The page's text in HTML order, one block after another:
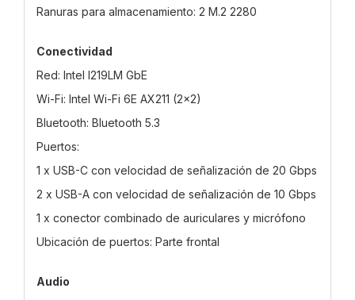
Ranuras para almacenamiento: 2 M.2 2280
Conectividad
Red: Intel I219LM GbE
Wi-Fi: Intel Wi-Fi 6E AX211 (2x2)
Bluetooth: Bluetooth 5.3
Puertos:
1 x USB-C con velocidad de señalización de 20 Gbps
2 x USB-A con velocidad de señalización de 10 Gbps
1 x conector combinado de auriculares y micrófono
Ubicación de puertos: Parte frontal
Audio